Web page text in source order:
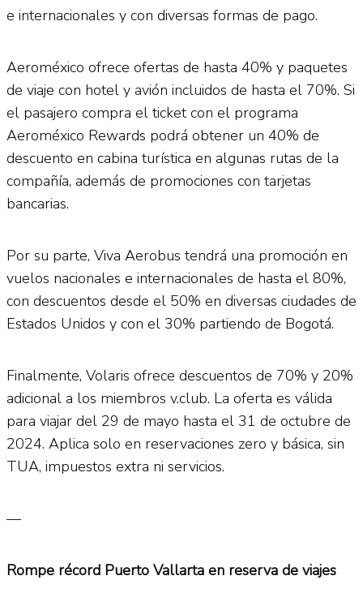
e internacionales y con diversas formas de pago.
Aeroméxico ofrece ofertas de hasta 40% y paquetes
de viaje con hotel y avión incluidos de hasta el 70%. Si
el pasajero compra el ticket con el programa
Aeroméxico Rewards podrá obtener un 40% de
descuento en cabina turística en algunas rutas de la
compañía, además de promociones con tarjetas
bancarias.
Por su parte, Viva Aerobus tendrá una promoción en
vuelos nacionales e internacionales de hasta el 80%,
con descuentos desde el 50% en diversas ciudades de
Estados Unidos y con el 30% partiendo de Bogotá.
Finalmente, Volaris ofrece descuentos de 70% y 20%
adicional a los miembros v.club. La oferta es válida
para viajar del 29 de mayo hasta el 31 de octubre de
2024. Aplica solo en reservaciones zero y básica, sin
TUA, impuestos extra ni servicios.
—
Rompe récord Puerto Vallarta en reserva de viajes